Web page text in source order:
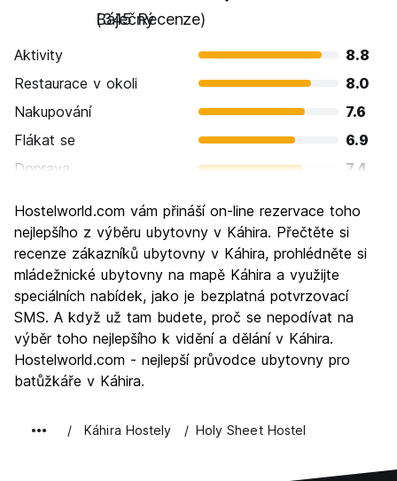
Báječný
(345 Recenze)
Aktivity
8.8
Restaurace v okoli
8.0
Nakupování
7.6
Flákat se
6.9
Doprava
7.4
Kultura
9.0
Noční život
6.7
Hodnota za peníze
Hostelworld.com vám přináší on-line rezervace toho
nejlepšího z výběru ubytovny v Káhira. Přečtěte si
recenze zákazníků ubytovny v Káhira, prohlédněte si
mládežnické ubytovny na mapě Káhira a využijte
speciálních nabídek, jako je bezplatná potvrzovací
SMS. A když už tam budete, proč se nepodívat na
výběr toho nejlepšího k vidění a dělání v Káhira.
Hostelworld.com - nejlepší průvodce ubytovny pro
batůžkáře v Káhira.
Káhira Hostely Holy Sheet Hostel